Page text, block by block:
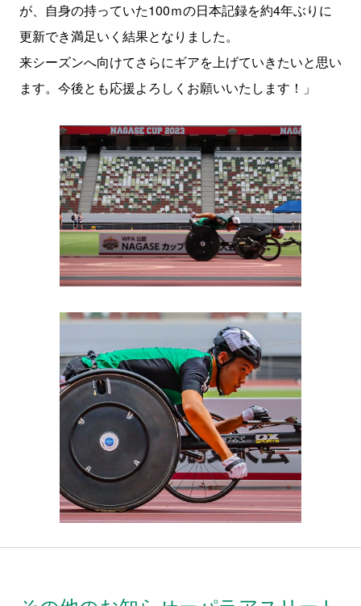
が、自身の持っていた100ｍの日本記録を約4年ぶりに
更新でき満足いく結果となりました。
来シーズンへ向けてさらにギアを上げていきたいと思い
ます。今後とも応援よろしくお願いいたします！」